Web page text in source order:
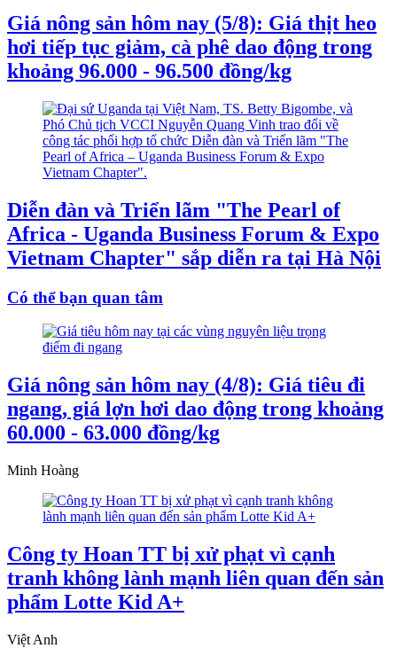
Giá nông sản hôm nay (5/8): Giá thịt heo
hơi tiếp tục giảm, cà phê dao động trong
khoảng 96.000 - 96.500 đồng/kg
Diễn đàn và Triển lãm "The Pearl of
Africa - Uganda Business Forum & Expo
Vietnam Chapter" sắp diễn ra tại Hà Nội
Có thể bạn quan tâm
Giá nông sản hôm nay (4/8): Giá tiêu đi
ngang, giá lợn hơi dao động trong khoảng
60.000 - 63.000 đồng/kg
Minh Hoàng
Công ty Hoan TT bị xử phạt vì cạnh
tranh không lành mạnh liên quan đến sản
phẩm Lotte Kid A+
Việt Anh